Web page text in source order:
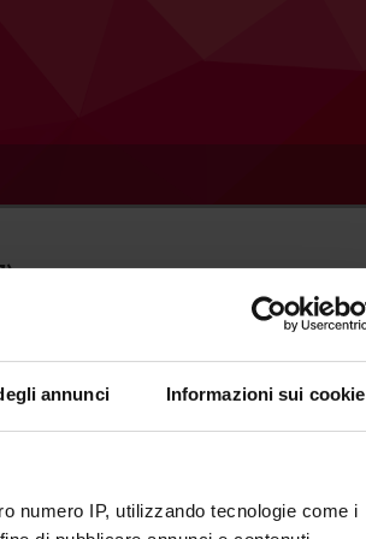
annunci Informazioni sui cookie
numero IP, utilizzando tecnologie come i
Inglese scientifico.